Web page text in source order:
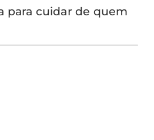
para cuidar de quem